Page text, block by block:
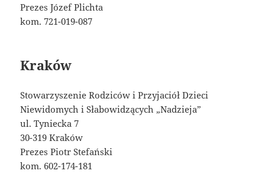
Prezes Józef Plichta
kom. 721-019-087
Kraków
Stowarzyszenie Rodziców i Przyjaciół Dzieci
Niewidomych i Słabowidzących „Nadzieja”
ul. Tyniecka 7
30-319 Kraków
Prezes Piotr Stefański
kom. 602-174-181